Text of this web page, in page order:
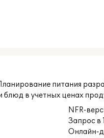
питания
в учетных ценах
NFR-
Запрос в
Онлайн-